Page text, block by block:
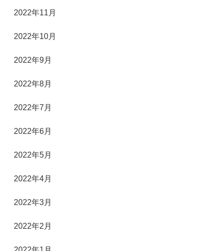
2022年11月
2022年10月
2022年9月
2022年8月
2022年7月
2022年6月
2022年5月
2022年4月
2022年3月
2022年2月